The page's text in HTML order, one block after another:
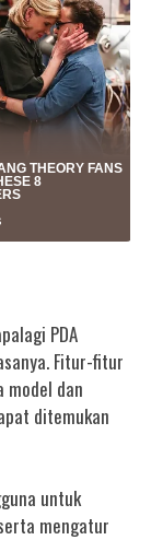
PDA
Fitur-fitur
model dan
ditemukan
untuk
mengatur